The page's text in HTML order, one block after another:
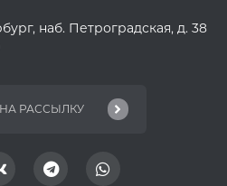
наб. Петроградская, д. 38